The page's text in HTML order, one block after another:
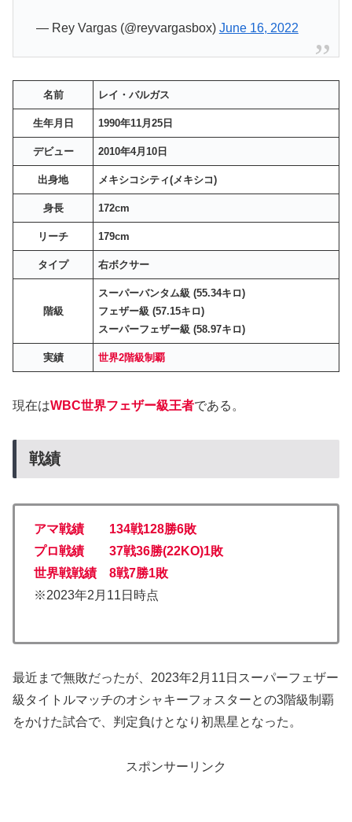
— Rey Vargas (@reyvargasbox) June 16, 2022
名前 レイ・バルガス
生年月日 1990年11月25日
デビュー 2010年4月10日
出身地 メキシコシティ(メキシコ)
身長 172cm
リーチ 179cm
タイプ 右ボクサー
階級
スーパーバンタム級 (55.34キロ)
フェザー級 (57.15キロ)
スーパーフェザー級 (58.97キロ)
実績 世界2階級制覇
現在はWBC世界フェザー級王者である。
戦績
アマ戦績 134戦128勝6敗
プロ戦績 37戦36勝(22KO)1敗
世界戦戦績 8戦7勝1敗
※2023年2月11日時点
最近まで無敗だったが、2023年2月11日スーパーフェザー
級タイトルマッチのオシャキーフォスターとの3階級制覇
をかけた試合で、判定負けとなり初黒星となった。
スポンサーリンク